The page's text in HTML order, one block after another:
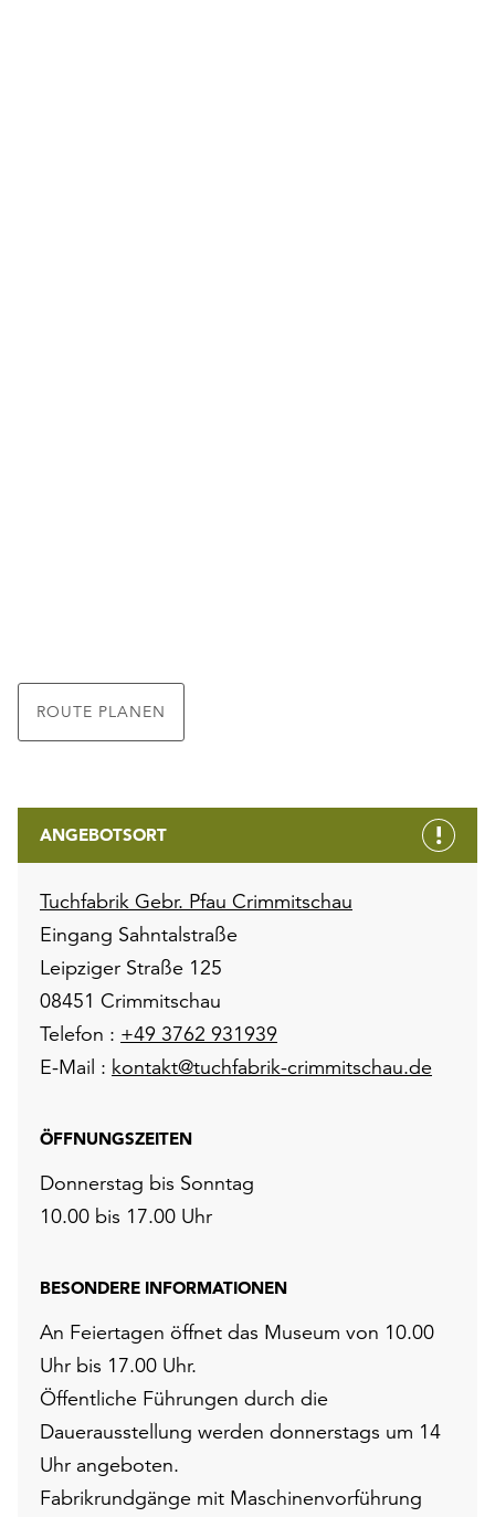
ROUTE PLANEN
ANGEBOTSORT
Tuchfabrik Gebr. Pfau Crimmitschau
Eingang Sahntalstraße
Leipziger Straße 125
08451 Crimmitschau
Telefon : +49 3762 931939
E-Mail : kontakt@tuchfabrik-crimmitschau.de
ÖFFNUNGSZEITEN
Donnerstag bis Sonntag
10.00 bis 17.00 Uhr
BESONDERE INFORMATIONEN
An Feiertagen öffnet das Museum von 10.00
Uhr bis 17.00 Uhr.
Öffentliche Führungen durch die
Dauerausstellung werden donnerstags um 14
Uhr angeboten.
Fabrikrundgänge mit Maschinenvorführung